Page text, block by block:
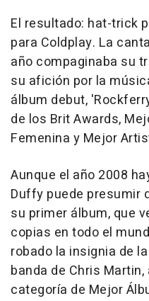
El resultado: hat-trick
para Coldplay. La
año compaginaba su
su afición por la
álbum debut,
de los Brit Awards,
Femenina y Mejor
Aunque el año 2008
Duffy puede presumir
su primer álbum, que
copias en todo el
robado la insignia de
banda de Chris
categoría de Mejor